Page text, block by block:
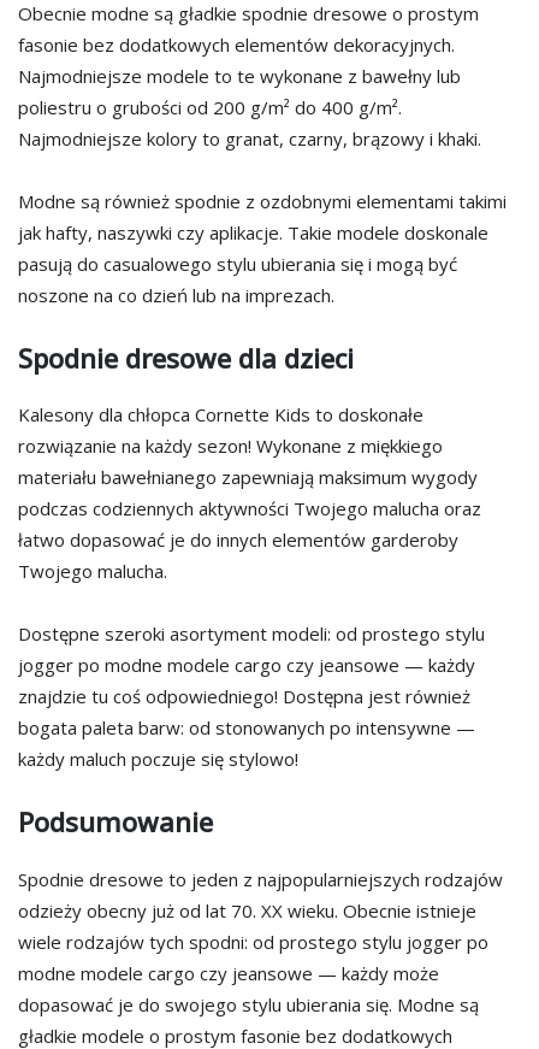
Obecnie modne są gładkie spodnie dresowe o prostym
fasonie bez dodatkowych elementów dekoracyjnych.
Najmodniejsze modele to te wykonane z bawełny lub
poliestru o grubości od 200 g/m² do 400 g/m².
Najmodniejsze kolory to granat, czarny, brązowy i khaki.
Modne są również spodnie z ozdobnymi elementami takimi
jak hafty, naszywki czy aplikacje. Takie modele doskonale
pasują do casualowego stylu ubierania się i mogą być
noszone na co dzień lub na imprezach.
Spodnie dresowe dla dzieci
Kalesony dla chłopca Cornette Kids to doskonałe
rozwiązanie na każdy sezon! Wykonane z miękkiego
materiału bawełnianego zapewniają maksimum wygody
podczas codziennych aktywności Twojego malucha oraz
łatwo dopasować je do innych elementów garderoby
Twojego malucha.
Dostępne szeroki asortyment modeli: od prostego stylu
jogger po modne modele cargo czy jeansowe — każdy
znajdzie tu coś odpowiedniego! Dostępna jest również
bogata paleta barw: od stonowanych po intensywne —
każdy maluch poczuje się stylowo!
Podsumowanie
Spodnie dresowe to jeden z najpopularniejszych rodzajów
odzieży obecny już od lat 70. XX wieku. Obecnie istnieje
wiele rodzajów tych spodni: od prostego stylu jogger po
modne modele cargo czy jeansowe — każdy może
dopasować je do swojego stylu ubierania się. Modne są
gładkie modele o prostym fasonie bez dodatkowych